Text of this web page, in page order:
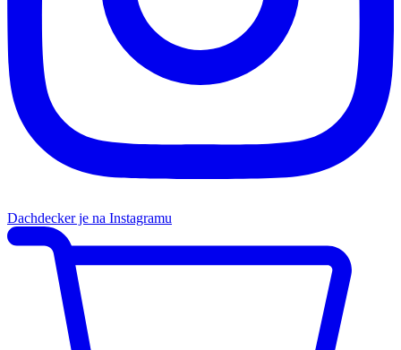
Dachdecker je na Instagramu